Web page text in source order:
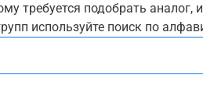
требуется подобрать
используйте поиск по